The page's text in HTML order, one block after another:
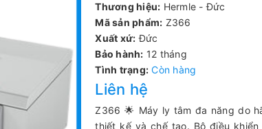
Thương hiệu: Hermle - Đức
Mã sản phẩm: Z366
Xuất xứ: Đức
Bảo hành: 12 tháng
Tình trạng: Còn hàng
Liên hệ
Z366 🌟 Máy ly tâm đa năng do
thiết kế và chế tạo. Bộ điều